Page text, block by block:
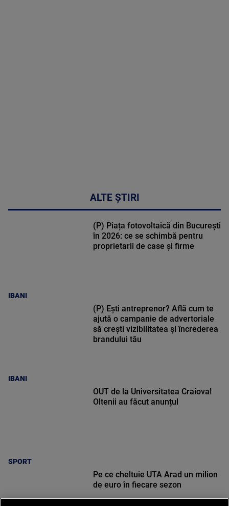
ALTE ȘTIRI
IBANI
(P) Piața fotovoltaică din București
în 2026: ce se schimbă pentru
proprietarii de case și firme
IBANI
(P) Ești antreprenor? Află cum te
ajută o campanie de advertoriale
să crești vizibilitatea și încrederea
brandului tău
SPORT
OUT de la Universitatea Craiova!
Oltenii au făcut anunțul
Pe ce cheltuie UTA Arad un milion
de euro în fiecare sezon